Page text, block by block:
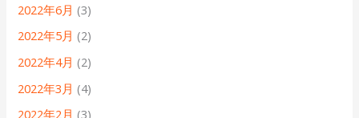
2022年6月 (3)
2022年5月 (2)
2022年4月 (2)
2022年3月 (4)
2022年2月 (3)